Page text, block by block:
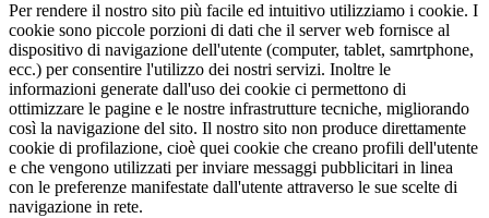
Per rendere il nostro sito più facile ed intuitivo utilizziamo i cookie. I
cookie sono piccole porzioni di dati che il server web fornisce al
dispositivo di navigazione dell'utente (computer, tablet, samrtphone,
ecc.) per consentire l'utilizzo dei nostri servizi. Inoltre le
informazioni generate dall'uso dei cookie ci permettono di
ottimizzare le pagine e le nostre infrastrutture tecniche, migliorando
così la navigazione del sito. Il nostro sito non produce direttamente
cookie di profilazione, cioè quei cookie che creano profili dell'utente
e che vengono utilizzati per inviare messaggi pubblicitari in linea
con le preferenze manifestate dall'utente attraverso le sue scelte di
navigazione in rete.